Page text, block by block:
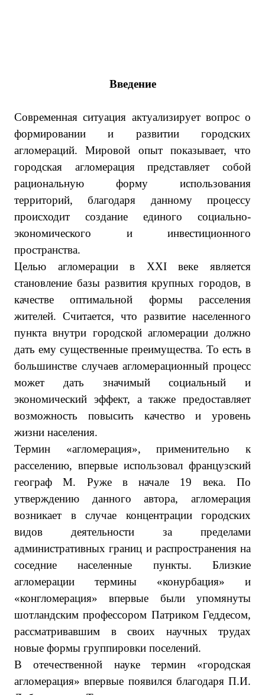
Введение
Современная ситуация актуализирует вопрос о
формировании и развитии городских
агломераций. Мировой опыт показывает, что
городская агломерация представляет собой
рациональную форму использования
территорий, благодаря данному процессу
происходит создание единого социально-
экономического и инвестиционного
пространства.
Целью агломерации в XXI веке является
становление базы развития крупных городов, в
качестве оптимальной формы расселения
жителей. Считается, что развитие населенного
пункта внутри городской агломерации должно
дать ему существенные преимущества. То есть в
большинстве случаев агломерационный процесс
может дать значимый социальный и
экономический эффект, а также предоставляет
возможность повысить качество и уровень
жизни населения.
Термин «агломерация», применительно к
расселению, впервые использовал французский
географ М. Руже в начале 19 века. По
утверждению данного автора, агломерация
возникает в случае концентрации городских
видов деятельности за пределами
административных границ и распространения на
соседние населенные пункты. Близкие
агломерации термины «конурбация» и
«конгломерация» впервые были упомянуты
шотландским профессором Патриком Геддесом,
рассматривавшим в своих научных трудах
новые формы группировки поселений.
В отечественной науке термин «городская
агломерация» впервые появился благодаря П.И.